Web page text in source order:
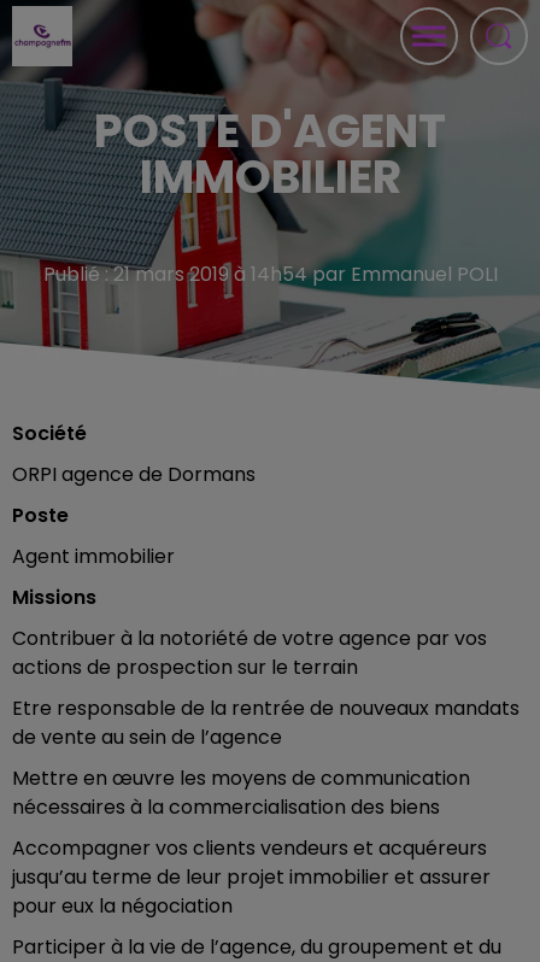
POSTE D'AGENT
IMMOBILIER
Publié : 21 mars 2019 à 14h54 par Emmanuel POLI
Société
ORPI agence de Dormans
Poste
Agent immobilier
Missions
Contribuer à la notoriété de votre agence par vos
actions de prospection sur le terrain
Etre responsable de la rentrée de nouveaux mandats
de vente au sein de l’agence
Mettre en œuvre les moyens de communication
nécessaires à la commercialisation des biens
Accompagner vos clients vendeurs et acquéreurs
jusqu’au terme de leur projet immobilier et assurer
pour eux la négociation
Participer à la vie de l’agence, du groupement et du